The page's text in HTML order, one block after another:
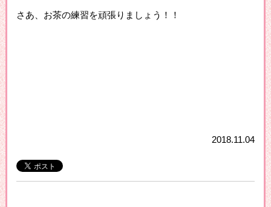
さあ、お茶の練習を頑張りましょう！！
2018.11.04